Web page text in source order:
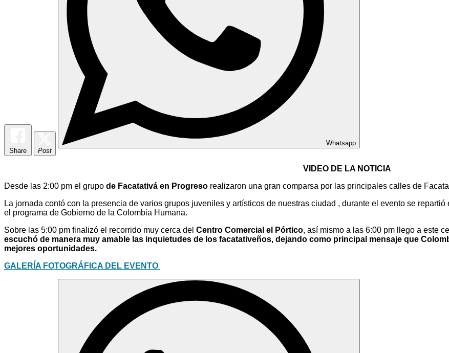
Share Post
Whatsapp
VIDEO DE LA NOTICIA
Desde las 2:00 pm el grupo de Facatativá en Progreso realizaron una gran comparsa por las principales calles de
La jornada contó con la presencia de varios grupos juveniles y artísticos de nuestras ciudad , durante el evento se repartió
el programa de Gobierno de la Colombia Humana.
Sobre las 5:00 pm finalizó el recorrido muy cerca del Centro Comercial el Pórtico, así mismo a las 6:00 pm llego a este
escuchó de manera muy amable las inquietudes de los facatativeños, dejando como principal mensaje que
mejores oportunidades.
GALERÍA FOTOGRÁFICA DEL EVENTO